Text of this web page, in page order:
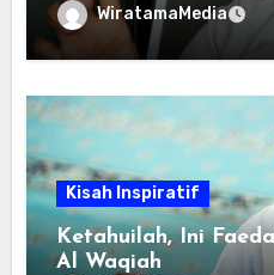
WiratamaMedia
Kisah Inspiratif
Ketahuilah, Ini
Al Waqiah